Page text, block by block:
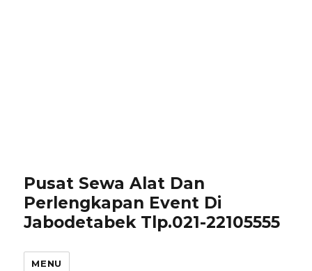
Pusat Sewa Alat Dan
Perlengkapan Event Di
Jabodetabek Tlp.021-22105555
MENU